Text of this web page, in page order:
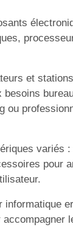
et
ou
variés
pour
informatique
accompagner